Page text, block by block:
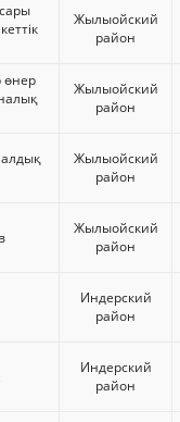
Жылыойский
район
өнер
Жылыойский
район
Жылыойский
район
Жылыойский
район
Индерский
район
Индерский
район